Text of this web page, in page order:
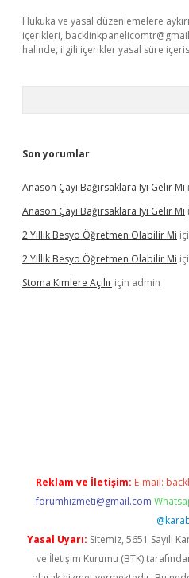
Hukuka ve yasal düzenlemelere
içerikleri,
halinde, ilgili içerikler yasal süre
Son yorumlar
Anason Çayı Bağırsaklara Iyi Gelir Mi
Anason Çayı Bağırsaklara Iyi Gelir Mi
2 Yıllık Besyo Öğretmen Olabilir Mi
2 Yıllık Besyo Öğretmen Olabilir Mi
Stoma Kimlere Açılır için admin
Reklam ve İletişim: E-mail:
forumhizmeti@gmail.com
Yasal Uyarı: Sitemiz, 5651 Sayılı
ve İletişim Kurumu (BTK)